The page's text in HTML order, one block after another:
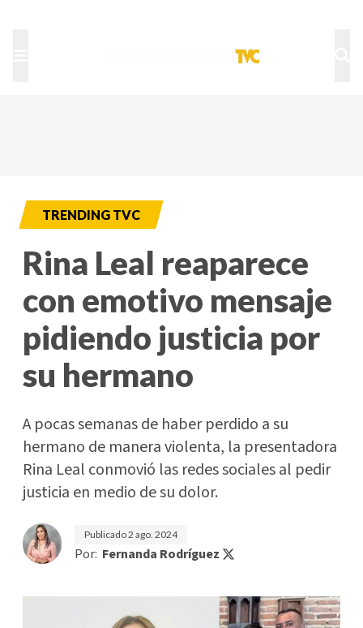
TRENDING TVC
Rina Leal reaparece
con emotivo mensaje
pidiendo justicia por
su hermano
A pocas semanas de haber perdido a su
hermano de manera violenta, la presentadora
Rina Leal conmovió las redes sociales al pedir
justicia en medio de su dolor.
Publicado2 ago. 2024
Por: Fernanda Rodríguez